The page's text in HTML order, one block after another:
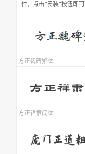
件，点击“安装”按钮即
方正魏碑繁体
方正祥隶简体